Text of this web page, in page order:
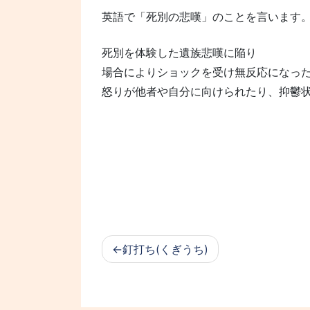
英語で「死別の悲嘆」のことを言います
死別を体験した遺族悲嘆に陥り
場合によりショックを受け無反応になっ
怒りが他者や自分に向けられたり、抑鬱
釘打ち(くぎうち)